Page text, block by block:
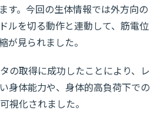
す。今回の生体情報では外方向の
ルを切る動作と連動して、筋電位
が見られました。
の取得に成功したことにより、レ
身体能力や、身体的高負荷下での
視化されました。